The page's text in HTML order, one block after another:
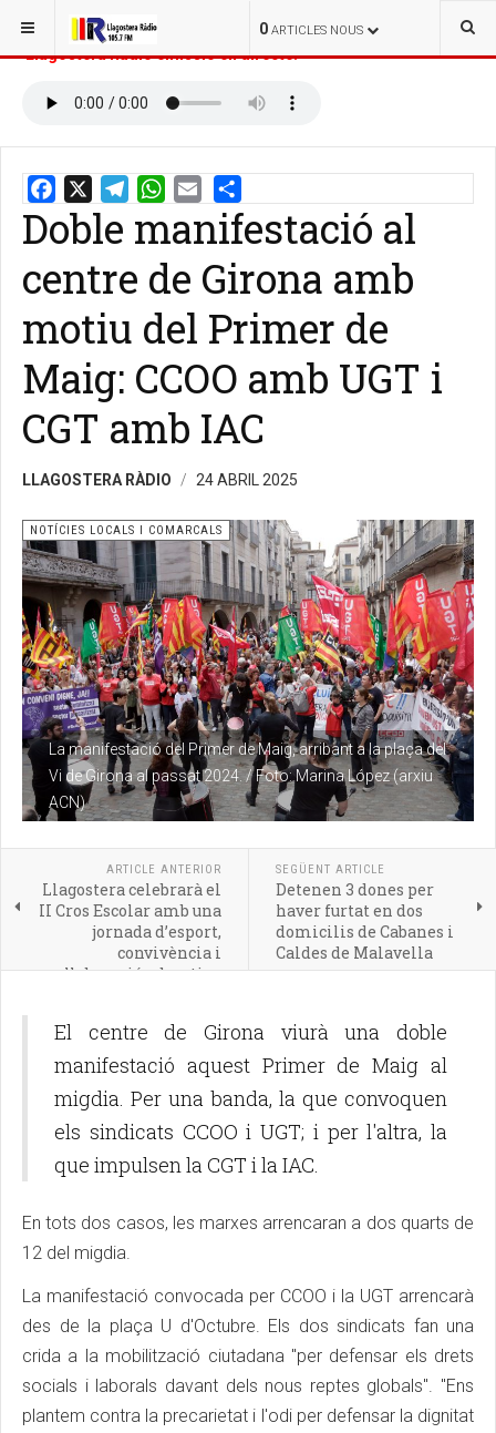
0 ARTICLES NOUS
ESTÀS AQUÍ: INICI
Llagostera Ràdio emissió en directe:
Share
Doble manifestació al
centre de Girona amb
motiu del Primer de
Maig: CCOO amb UGT i
CGT amb IAC
LLAGOSTERA RÀDIO 24 ABRIL 2025
La manifestació del Primer de Maig, arribant a la plaça del
Vi de Girona al passat 2024. / Foto: Marina López (arxiu
ACN)
NOTÍCIES LOCALS I COMARCALS
ARTICLE ANTERIOR
Llagostera celebrarà el
II Cros Escolar amb una
jornada d’esport,
convivència i
col·laboració educativa
SEGÜENT ARTICLE
Detenen 3 dones per
haver furtat en dos
domicilis de Cabanes i
Caldes de Malavella
El centre de Girona viurà una doble
manifestació aquest Primer de Maig al
migdia. Per una banda, la que convoquen
els sindicats CCOO i UGT; i per l'altra, la
que impulsen la CGT i la IAC.
En tots dos casos, les marxes arrencaran a dos quarts de
12 del migdia.
La manifestació convocada per CCOO i la UGT arrencarà
des de la plaça U d'Octubre. Els dos sindicats fan una
crida a la mobilització ciutadana "per defensar els drets
socials i laborals davant dels nous reptes globals". "Ens
plantem contra la precarietat i l'odi per defensar la dignitat